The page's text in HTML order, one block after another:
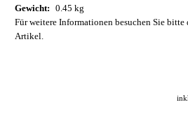
Gewicht:
0.45 kg
Für weitere Informationen besuchen Sie bitte
Artikel.